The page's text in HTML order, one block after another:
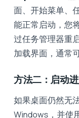
面、开始菜单、
能正常启动，您
过任务管理器重
加载界面，通常
方法二：启动
如果桌面仍然无
Windows，并使